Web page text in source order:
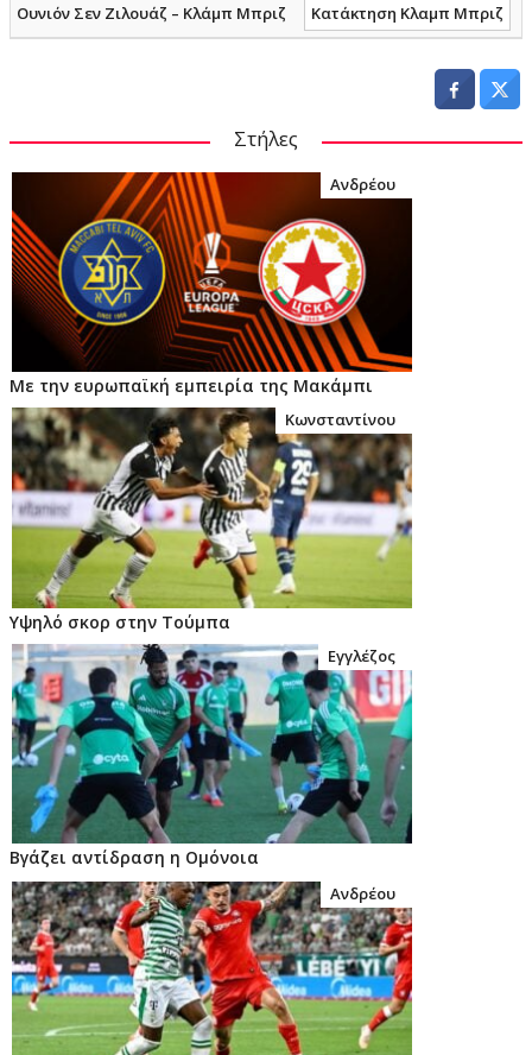
Ουνιόν Σεν Ζιλουάζ – Κλάμπ Μπριζ
Κατάκτηση Κλαμπ Μπριζ
Στήλες
Ανδρέου
Με την ευρωπαϊκή εμπειρία της Μακάμπι
Κωνσταντίνου
Υψηλό σκορ στην Τούμπα
Εγγλέζος
Βγάζει αντίδραση η Ομόνοια
Ανδρέου